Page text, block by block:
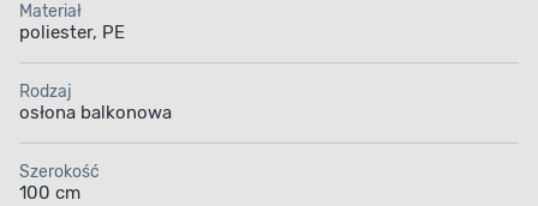
Materiał
poliester, PE
Rodzaj
osłona balkonowa
Szerokość
100 cm